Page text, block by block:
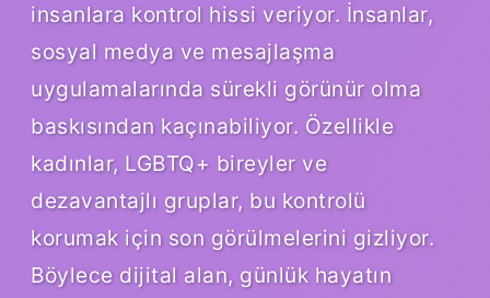
insanlara kontrol hissi veriyor. İnsanlar,
sosyal medya ve mesajlaşma
uygulamalarında sürekli görünür olma
baskısından kaçınabiliyor. Özellikle
kadınlar, LGBTQ+ bireyler ve
dezavantajlı gruplar, bu kontrolü
korumak için son görülmelerini gizliyor.
Böylece dijital alan, günlük hayatın